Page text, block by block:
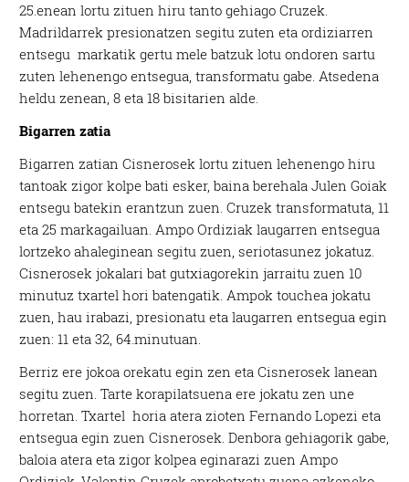
25.enean lortu zituen hiru tanto gehiago Cruzek.
Madrildarrek presionatzen segitu zuten eta ordiziarren
entsegu markatik gertu mele batzuk lotu ondoren sartu
zuten lehenengo entsegua, transformatu gabe. Atsedena
heldu zenean, 8 eta 18 bisitarien alde.
Bigarren zatia
Bigarren zatian Cisnerosek lortu zituen lehenengo hiru
tantoak zigor kolpe bati esker, baina berehala Julen Goiak
entsegu batekin erantzun zuen. Cruzek transformatuta, 11
eta 25 markagailuan. Ampo Ordiziak laugarren entsegua
lortzeko ahaleginean segitu zuen, seriotasunez jokatuz.
Cisnerosek jokalari bat gutxiagorekin jarraitu zuen 10
minutuz txartel hori batengatik. Ampok touchea jokatu
zuen, hau irabazi, presionatu eta laugarren entsegua egin
zuen: 11 eta 32, 64.minutuan.
Berriz ere jokoa orekatu egin zen eta Cisnerosek lanean
segitu zuen. Tarte korapilatsuena ere jokatu zen une
horretan. Txartel horia atera zioten Fernando Lopezi eta
entsegua egin zuen Cisnerosek. Denbora gehiagorik gabe,
baloia atera eta zigor kolpea eginarazi zuen Ampo